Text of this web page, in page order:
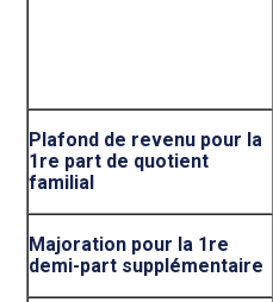
Plafond de revenu pour la
1re part de quotient
familial
Majoration pour la 1re
demi-part supplémentaire